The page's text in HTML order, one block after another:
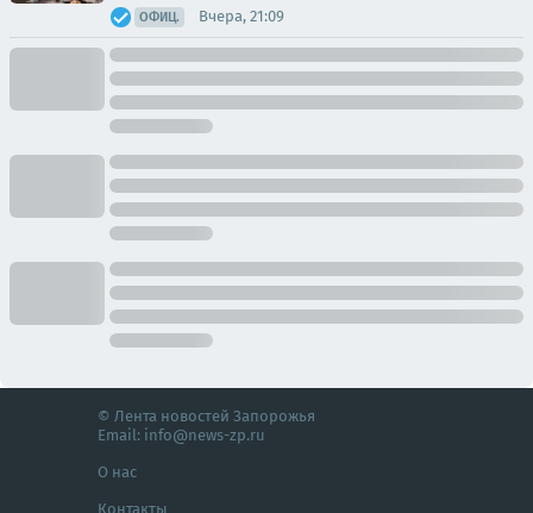
ОФИЦ. Вчера, 21:09
© Лента новостей Запорожья
Email: info@news-zp.ru
О нас
Контакты